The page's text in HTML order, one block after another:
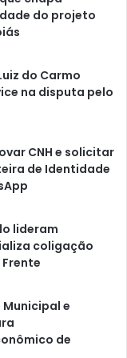
do projeto
do Carmo
na disputa pelo
CNH e solicitar
de Identidade
lideram
coligação
Frente
e
de